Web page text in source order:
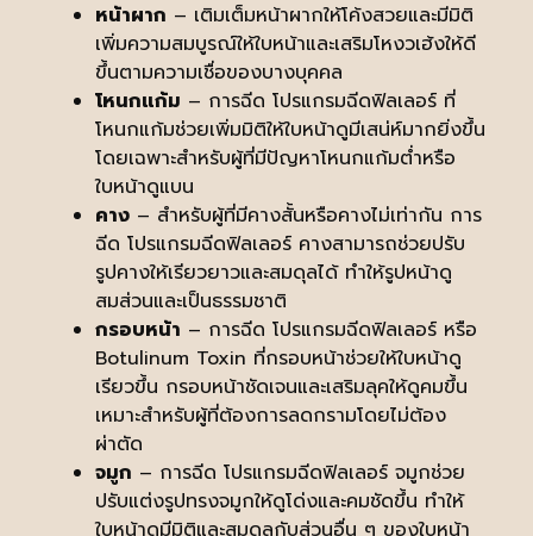
หน้าผาก – เติมเต็มหน้าผากให้โค้งสวยและมีมิติ
เพิ่มความสมบูรณ์ให้ใบหน้าและเสริมโหงวเฮ้งให้ดี
ขึ้นตามความเชื่อของบางบุคคล
โหนกแก้ม – การฉีด โปรแกรมฉีดฟิลเลอร์ ที่
โหนกแก้มช่วยเพิ่มมิติให้ใบหน้าดูมีเสน่ห์มากยิ่งขึ้น
โดยเฉพาะสำหรับผู้ที่มีปัญหาโหนกแก้มต่ำหรือ
ใบหน้าดูแบน
คาง – สำหรับผู้ที่มีคางสั้นหรือคางไม่เท่ากัน การ
ฉีด โปรแกรมฉีดฟิลเลอร์ คางสามารถช่วยปรับ
รูปคางให้เรียวยาวและสมดุลได้ ทำให้รูปหน้าดู
สมส่วนและเป็นธรรมชาติ
กรอบหน้า – การฉีด โปรแกรมฉีดฟิลเลอร์ หรือ
Botulinum Toxin ที่กรอบหน้าช่วยให้ใบหน้าดู
เรียวขึ้น กรอบหน้าชัดเจนและเสริมลุคให้ดูคมขึ้น
เหมาะสำหรับผู้ที่ต้องการลดกรามโดยไม่ต้อง
ผ่าตัด
จมูก – การฉีด โปรแกรมฉีดฟิลเลอร์ จมูกช่วย
ปรับแต่งรูปทรงจมูกให้ดูโด่งและคมชัดขึ้น ทำให้
ใบหน้าดูมีมิติและสมดุลกับส่วนอื่น ๆ ของใบหน้า